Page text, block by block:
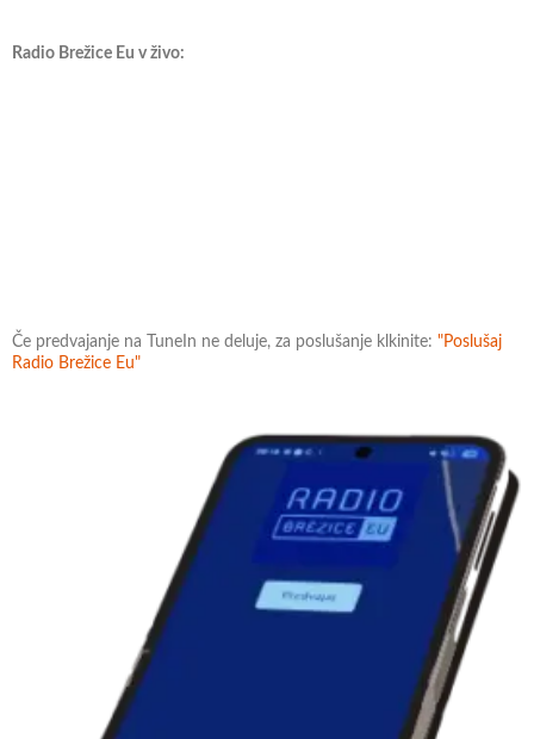
Radio Brežice Eu v živo:
Če predvajanje na TuneIn ne deluje, za poslušanje klkinite: "Poslušaj
Radio Brežice Eu"